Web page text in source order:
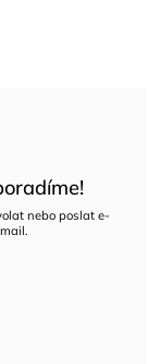
nebo poslat e-
mail.